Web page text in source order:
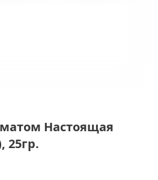
Настоящая
25гр.